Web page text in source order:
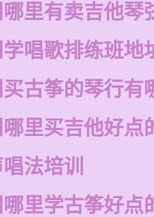
里有卖吉他琴
唱歌排练班地
古筝的琴行有
里买吉他好点
法培训
里学古筝好点